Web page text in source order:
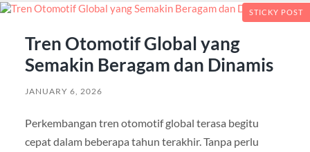
STICKY POST
Tren Otomotif Global yang
Semakin Beragam dan Dinamis
JANUARY 6, 2026
Perkembangan tren otomotif global terasa begitu
cepat dalam beberapa tahun terakhir. Tanpa perlu